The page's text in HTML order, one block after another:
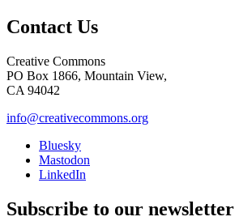
Contact Us
Creative Commons
PO Box 1866, Mountain View,
CA 94042
info@creativecommons.org
Bluesky
Mastodon
LinkedIn
Subscribe to our newsletter